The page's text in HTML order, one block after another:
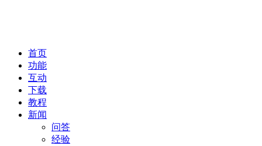
首页
功能
互动
下载
教程
新闻
问答
经验